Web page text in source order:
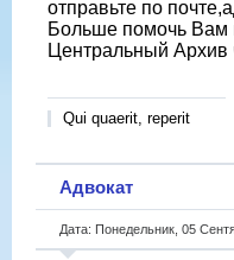
отправьте по
Больше помочь Вам
Центральный Архив
Qui quaerit, reperit
Адвокат
Дата: Понедельник, 05